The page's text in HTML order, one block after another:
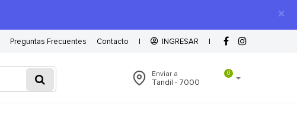
×
Preguntas Frecuentes Contacto | INGRESAR |
0
Enviar a
Tandil - 7000